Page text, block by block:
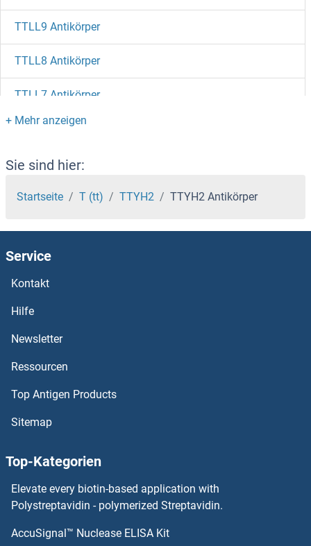
TTLL9 Antikörper
TTLL8 Antikörper
TTLL7 Antikörper
TTLL6 Antikörper
TTLL5 Antikörper
TTLL4 Antikörper
TTLL3 Antikörper
TTLL2 Antikörper
TTLL11 Antikörper
TTLL10 Antikörper
TTLL1 Antikörper
TTI2 Antikörper
TTI1 Antikörper
TTF2 Antikörper
Sie sind hier:
Startseite T (tt) TTYH2 TTYH2 Antikörper
Service
Kontakt
Hilfe
Newsletter
Ressourcen
Top Antigen Products
Sitemap
Top-Kategorien
Elevate every biotin-based application with
Polystreptavidin - polymerized Streptavidin.
AccuSignal™ Nuclease ELISA Kit